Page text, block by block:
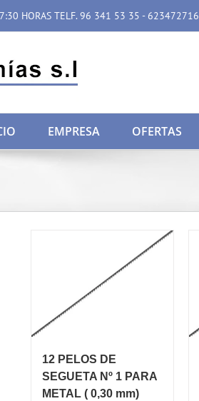
HORAS TELF. 96 341 53 35 - 623472716
EMPRESA OFERTAS
12 PELOS DE
SEGUETA Nº 1 PARA
METAL ( 0,30 mm)